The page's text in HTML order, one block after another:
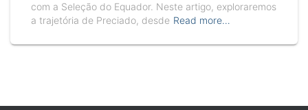
com a Seleção do Equador. Neste artigo, exploraremos
a trajetória de Preciado, desde Read more…